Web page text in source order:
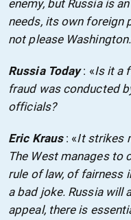
enemy, but Russia is
needs, its own foreign
not please Washington.
Russia Today: «Is it a
fraud was conducted
officials?
Eric Kraus: «It strikes
The West manages to
rule of law, of fairness
a bad joke. Russia will
appeal, there is